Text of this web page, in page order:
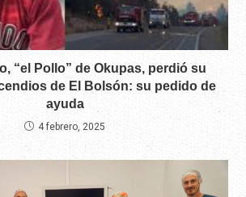
“el Pollo” de Okupas, perdió su
de El Bolsón: su pedido de
ayuda
4 febrero, 2025